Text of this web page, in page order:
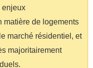
enjeux
matière de logements
marché résidentiel, et
majoritairement